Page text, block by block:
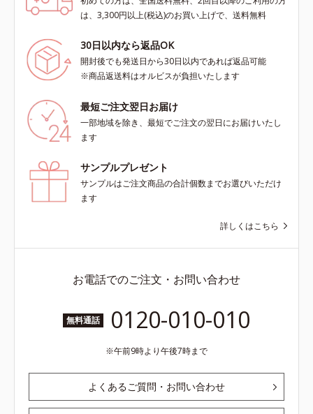
は、3,300円以上(税込)のお買い上げで、送料無料
30日以内なら返品OK
開封後でも発送日から30日以内であれば返品可能
※商品返送料はオルビスが負担いたします
最短ご注文翌日お届け
一部地域を除き、最短でご注文の翌日にお届けいたし
ます
サンプルプレゼント
サンプルはご注文商品の合計個数までお選びいただけ
ます
詳しくはこちら
お電話でのご注文・お問い合わせ
無料通話 0120-010-010
午前9時より午後7時まで
よくあるご質問・お問い合わせ